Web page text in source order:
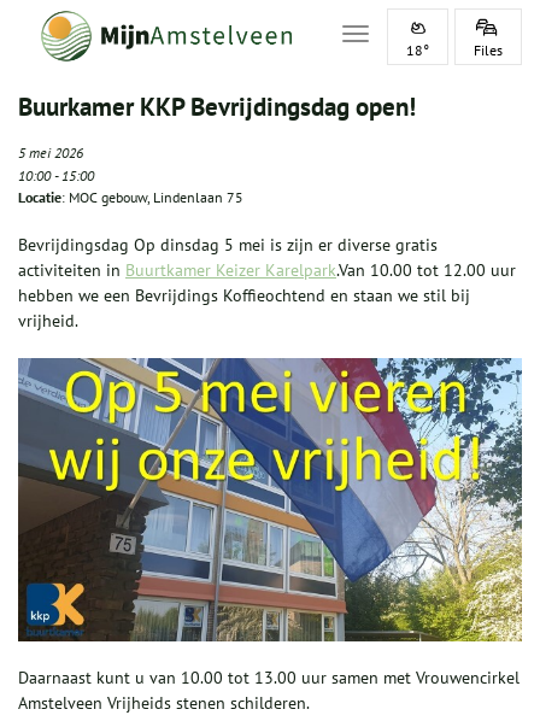
Toggle navigation
18° Files
Buurkamer KKP Bevrijdingsdag open!
5 mei 2026
10:00-15:00
Locatie: MOC gebouw, Lindenlaan 75
Bevrijdingsdag Op dinsdag 5 mei is zijn er diverse gratis
activiteiten in Buurtkamer Keizer Karelpark.Van 10.00 tot 12.00 uur
hebben we een Bevrijdings Koffieochtend en staan we stil bij
vrijheid.
Daarnaast kunt u van 10.00 tot 13.00 uur samen met Vrouwencirkel
Amstelveen Vrijheids stenen schilderen.